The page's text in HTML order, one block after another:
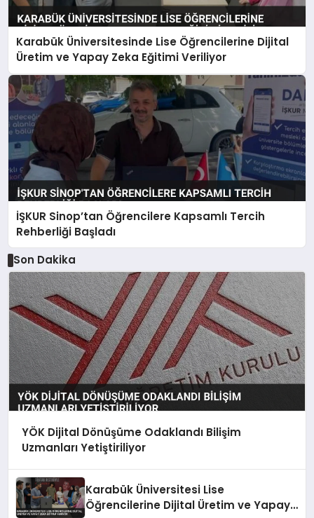
Karabük Üniversitesinde Lise Öğrencilerine Dijital
Üretim ve Yapay Zeka Eğitimi Veriliyor
İŞKUR Sinop’tan Öğrencilere Kapsamlı Tercih
Rehberliği Başladı
Son Dakika
YÖK Dijital Dönüşüme Odaklandı Bilişim
Uzmanları Yetiştiriliyor
Karabük Üniversitesi Lise
Öğrencilerine Dijital Üretim ve Yapay